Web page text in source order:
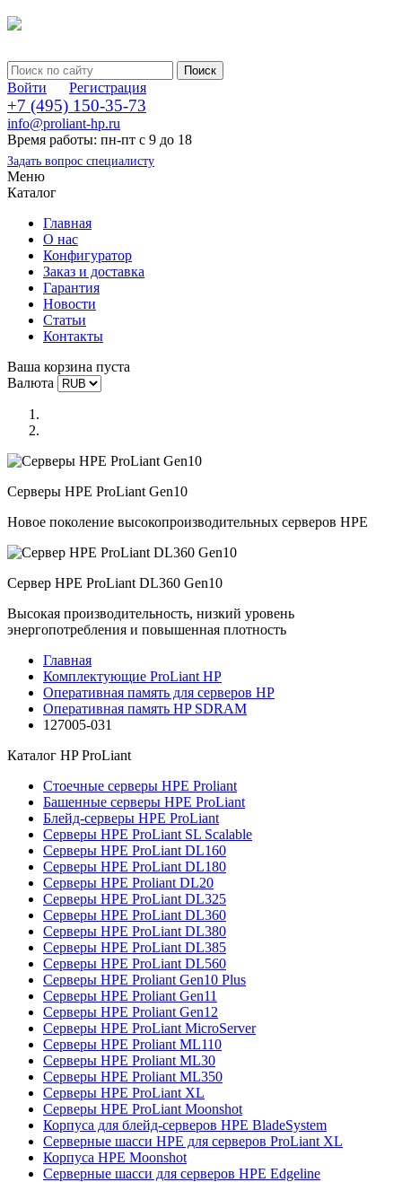
Войти Регистрация
+7 (495) 150-35-73
info@proliant-hp.ru
Время работы: пн-пт с 9 до 18
Задать вопрос специалисту
Меню
Каталог
Главная
О нас
Конфигуратор
Заказ и доставка
Гарантия
Новости
Статьи
Контакты
Ваша корзина пуста
Валюта
Серверы HPE ProLiant Gen10
Новое поколение высокопроизводительных серверов HPE
Сервер HPE ProLiant DL360 Gen10
Высокая производительность, низкий уровень
энергопотребления и повышенная плотность
Главная
Комплектующие ProLiant HP
Оперативная память для серверов HP
Оперативная память HP SDRAM
127005-031
Каталог HP ProLiant
Стоечные серверы HPE Proliant
Башенные серверы HPE ProLiant
Блейд-серверы HPE ProLiant
Серверы HPE ProLiant SL Scalable
Серверы HPE ProLiant DL160
Серверы HPE ProLiant DL180
Серверы HPE Proliant DL20
Серверы HPE ProLiant DL325
Серверы HPE ProLiant DL360
Серверы HPE ProLiant DL380
Серверы HPE ProLiant DL385
Серверы HPE ProLiant DL560
Серверы HPE Proliant Gen10 Plus
Серверы HPE Proliant Gen11
Серверы HPE Proliant Gen12
Серверы HPE ProLiant MicroServer
Серверы HPE Proliant ML110
Серверы HPE Proliant ML30
Серверы HPE Proliant ML350
Серверы HPE ProLiant XL
Серверы HPE ProLiant Moonshot
Корпуса для блейд-серверов HPE BladeSystem
Серверные шасси HPE для серверов ProLiant XL
Корпуса HPE Moonshot
Серверные шасси для серверов HPE Edgeline